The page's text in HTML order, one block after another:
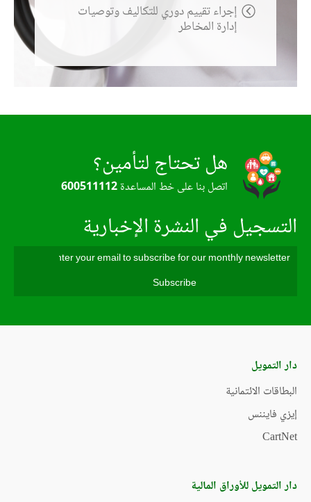
إجراء تقييم دوري للتكاليف وتوصيات
إدارة المخاطر
هل تحتاج لتأمين؟
اتصل بنا على خط المساعدة600511112
التسجيل في النشرة الإخبارية
دار التمويل
البطاقات الائتمانية
إيزي فايننس
CartNet
دار التمويل للأوراق المالية